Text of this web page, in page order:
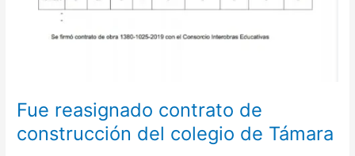
Fue reasignado contrato de
construcción del colegio de Támara